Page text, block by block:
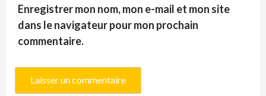
Enregistrer mon nom, mon e-mail et mon site
dans le navigateur pour mon prochain
commentaire.